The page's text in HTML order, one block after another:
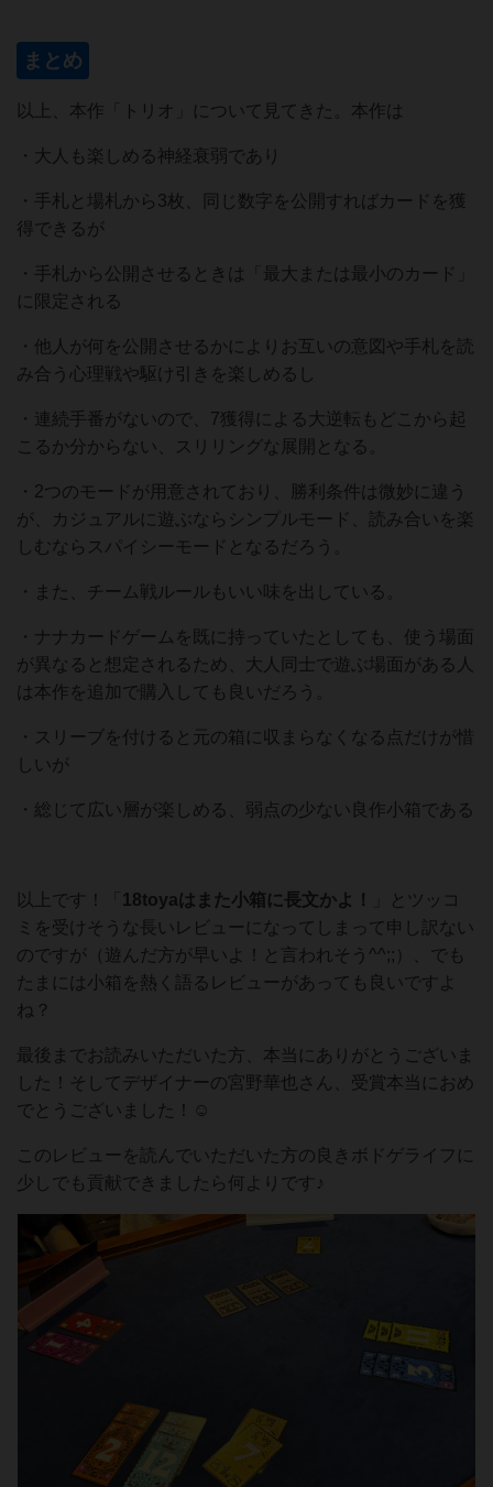
まとめ
以上、本作「トリオ」について見てきた。本作は
・大人も楽しめる神経衰弱であり
・手札と場札から3枚、同じ数字を公開すればカードを獲
得できるが
・手札から公開させるときは「最大または最小のカード」
に限定される
・他人が何を公開させるかによりお互いの意図や手札を読
み合う心理戦や駆け引きを楽しめるし
・連続手番がないので、7獲得による大逆転もどこから起
こるか分からない、スリリングな展開となる。
・2つのモードが用意されており、勝利条件は微妙に違う
が、カジュアルに遊ぶならシンプルモード、読み合いを楽
しむならスパイシーモードとなるだろう。
・また、チーム戦ルールもいい味を出している。
・ナナカードゲームを既に持っていたとしても、使う場面
が異なると想定されるため、大人同士で遊ぶ場面がある人
は本作を追加で購入しても良いだろう。
・スリーブを付けると元の箱に収まらなくなる点だけが惜
しいが
・総じて広い層が楽しめる、弱点の少ない良作小箱である
以上です！「 18toyaはまた小箱に長文かよ！
」とツッコ
ミを受けそうな長いレビューになってしまって申し訳ない
のですが（遊んだ方が早いよ！と言われそう^^;;）、でも
たまには小箱を熱く語るレビューがあっても良いですよ
ね？
最後までお読みいただいた方、本当にありがとうございま
した！そしてデザイナーの宮野華也さん、受賞本当におめ
でとうございました！☺️
このレビューを読んでいただいた方の良きボドゲライフに
少しでも貢献できましたら何よりです♪